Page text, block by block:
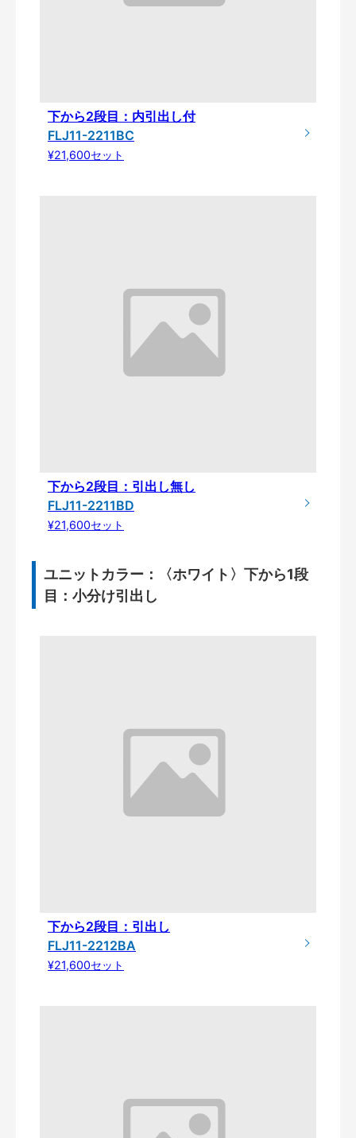
下から2段目：内引出し付
FLJ11-2211BC
¥21,600セット
下から2段目：引出し無し
FLJ11-2211BD
¥21,600セット
ユニットカラー：〈ホワイト〉下から1段
目：小分け引出し
下から2段目：引出し
FLJ11-2212BA
¥21,600セット